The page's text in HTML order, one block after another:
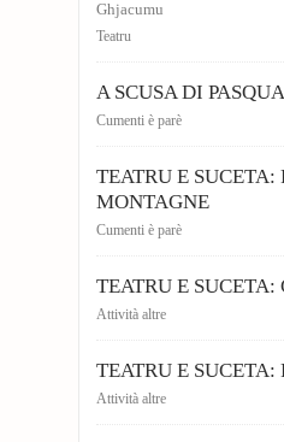
Ghjacumu
Teatru
A SCUSA DI
Cumenti è parè
TEATRU E
MONTAGNE
Cumenti è parè
TEATRU E
Attività altre
TEATRU E
Attività altre